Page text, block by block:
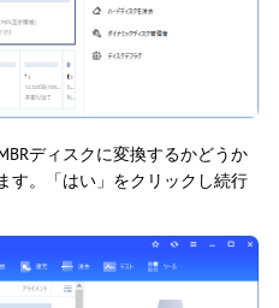
ディスクに変換するかどうか
す。「はい」をクリックし続行